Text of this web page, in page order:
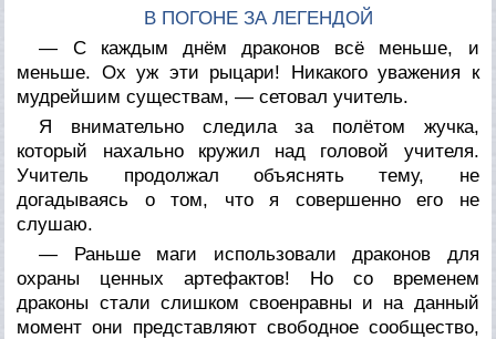
В ПОГОНЕ ЗА ЛЕГЕНДОЙ
— С каждым днём драконов всё меньше, и
меньше. Ох уж эти рыцари! Никакого уважения к
мудрейшим существам, — сетовал учитель.
Я внимательно следила за полётом жучка,
который нахально кружил над головой учителя.
Учитель продолжал объяснять тему, не
догадываясь о том, что я совершенно его не
слушаю.
— Раньше маги использовали драконов для
охраны ценных артефактов! Но со временем
драконы стали слишком своенравны и на данный
момент они представляют свободное сообщество,